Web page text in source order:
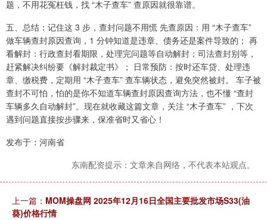
题，不用花冤枉钱，找 “木子查车” 查原因就很靠谱。
五、总结：记住这 3 步，查封问题不用慌 先查原因：用 “木子查车”
做车辆查封原因查询，1 分钟知道是违章、债务还是案件导致的； 再
看解封：行政查封看期限，处理完问题等自动解封；司法查封别等，
赶紧解决纠纷要《解封裁定书》； 日常预防：按时还车贷、处理违
章、缴税费，定期用 “木子查车” 查车辆状态，避免突然被封。 车子被
查封不可怕，怕的是你不知道车辆查封原因查询方法，也不懂 “查封
车辆多久自动解封”。现在就收藏这篇文章，关注 “木子查车” ，下次
遇到问题直接按步骤来，保准省时又省心！
发布于：河南省
东南配资提示：文章来自网络，不代表本站观点。
上一篇： MOM操盘网 2025年12月16日全国主要批发市场S33(油
葵)价格行情